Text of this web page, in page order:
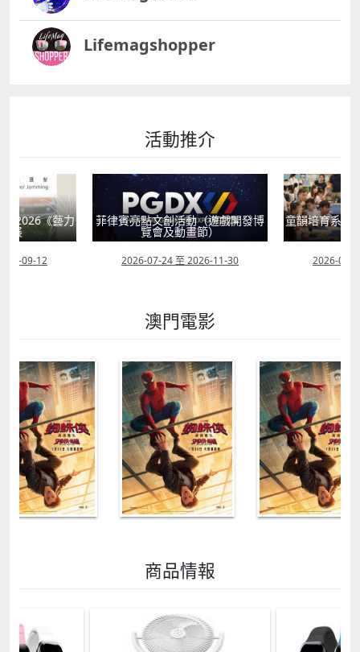
Lifemagshopper
活動推介
（遊戲開發博
節）
11-30
童韻培育系列“星海星語・音樂啟蒙
工作坊”
2026-07-05 至 2026-08-09
童心探秘澳門
2026-07-
澳門電影
商品情報